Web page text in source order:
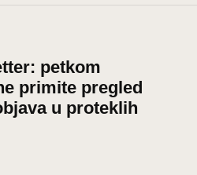
petkom
primite pregled
u proteklih